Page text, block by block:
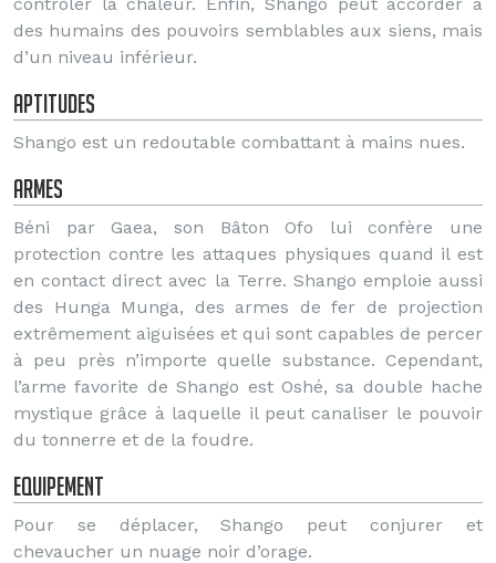
des humains des pouvoirs semblables aux siens, mais
d’un niveau inférieur.
Aptitudes
Shango est un redoutable combattant à mains nues.
Armes
Béni par Gaea, son Bâton Ofo lui confère une
protection contre les attaques physiques quand il est
en contact direct avec la Terre. Shango emploie aussi
des Hunga Munga, des armes de fer de projection
extrêmement aiguisées et qui sont capables de percer
à peu près n’importe quelle substance. Cependant,
l’arme favorite de Shango est Oshé, sa double hache
mystique grâce à laquelle il peut canaliser le pouvoir
du tonnerre et de la foudre.
Equipement
Pour se déplacer, Shango peut conjurer et
chevaucher un nuage noir d’orage.